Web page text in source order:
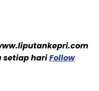
setiap hariFollow